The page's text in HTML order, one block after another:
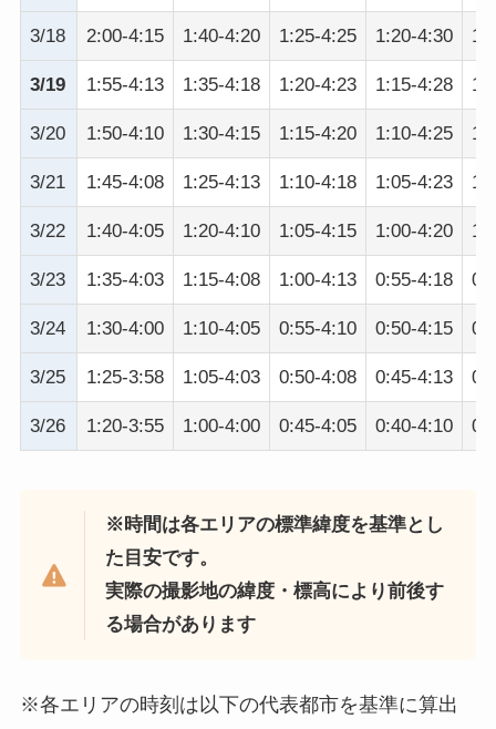
3/18 2:00-4:15 1:40-4:20 1:25-4:25 1:20-4:30
3/19 1:55-4:13 1:35-4:18 1:20-4:23 1:15-4:28
3/20 1:50-4:10 1:30-4:15 1:15-4:20 1:10-4:25
3/21 1:45-4:08 1:25-4:13 1:10-4:18 1:05-4:23
3/22 1:40-4:05 1:20-4:10 1:05-4:15 1:00-4:20
3/23 1:35-4:03 1:15-4:08 1:00-4:13 0:55-4:18
3/24 1:30-4:00 1:10-4:05 0:55-4:10 0:50-4:15
3/25 1:25-3:58 1:05-4:03 0:50-4:08 0:45-4:13
3/26 1:20-3:55 1:00-4:00 0:45-4:05 0:40-4:10
※時間は各エリアの標準緯度を基準とし
た目安です。
実際の撮影地の緯度・標高により前後す
る場合があります
※各エリアの時刻は以下の代表都市を基準に算出